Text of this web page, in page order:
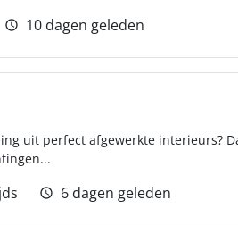
10 dagen geleden
uit perfect afgewerkte interieurs?
6 dagen geleden